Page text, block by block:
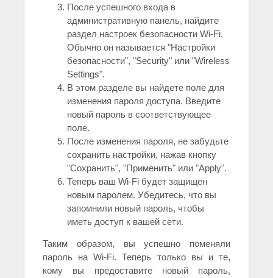
После успешного входа в
административную панель, найдите
раздел настроек безопасности Wi-Fi.
Обычно он называется "Настройки
безопасности", "Security" или "Wireless
Settings".
В этом разделе вы найдете поле для
изменения пароля доступа. Введите
новый пароль в соответствующее
поле.
После изменения пароля, не забудьте
сохранить настройки, нажав кнопку
"Сохранить", "Применить" или "Apply".
Теперь ваш Wi-Fi будет защищен
новым паролем. Убедитесь, что вы
запомнили новый пароль, чтобы
иметь доступ к вашей сети.
Таким образом, вы успешно поменяли
пароль на Wi-Fi. Теперь только вы и те,
кому вы предоставите новый пароль,